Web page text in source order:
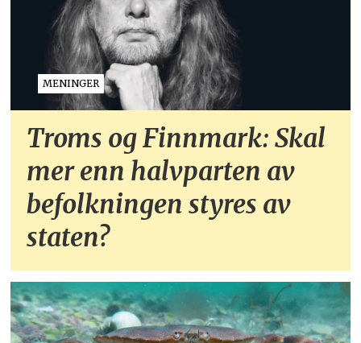
MENINGER
Troms og Finnmark: Skal
mer enn halvparten av
befolkningen styres av
staten?